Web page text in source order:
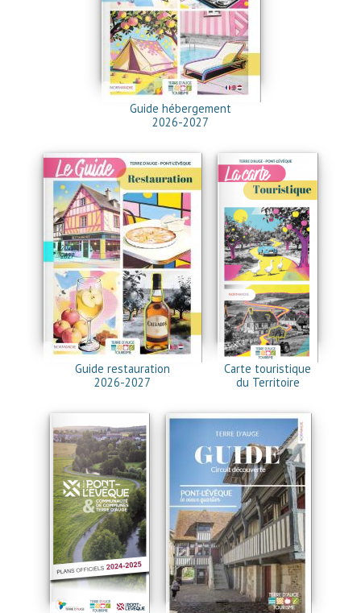
Guide hébergement
2026-2027
Guide restauration
2026-2027
Carte touristique
du Territoire